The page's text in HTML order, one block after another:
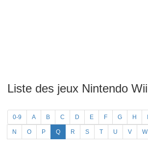
Liste des jeux Nintendo Wii
0-9 A B C D E F G H
N O P Q R S T U V W